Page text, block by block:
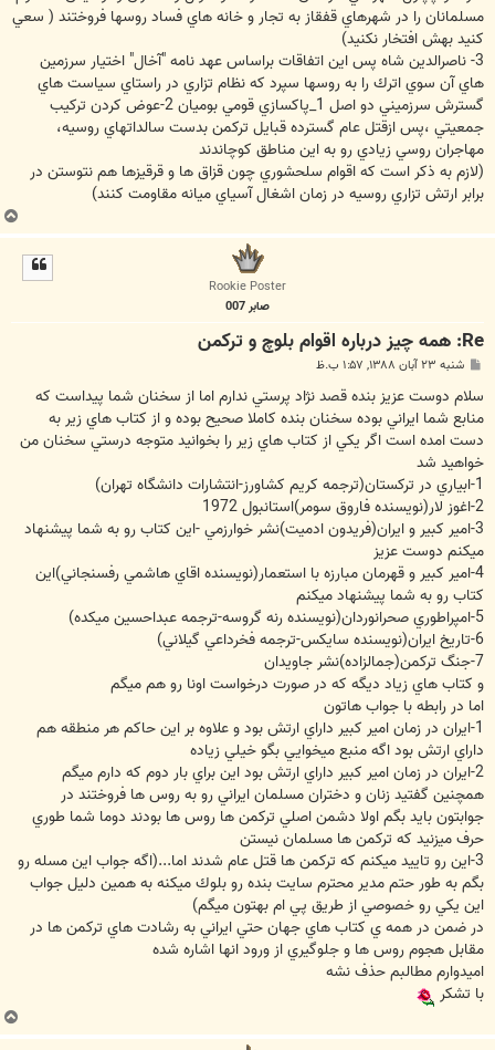
مسلمانان را در شهرهاي قفقاز به تجار و خانه هاي فساد روسها فروختند ( سعي
كنيد بهش افتخار نكنيد)
3- ناصرالدين شاه پس اين اتفاقات براساس عهد نامه "آخال" اختيار سرزمين
هاي آن سوي اترك را به روسها سپرد كه نظام تزاري در راستاي سياست هاي
گسترش سرزميني دو اصل 1_پاكسازي قومي بوميان 2-عوض كردن تركيب
جمعيتي ،پس ازقتل عام گسترده قبايل تركمن بدست سالداتهاي روسيه،
مهاجران روسي زيادي رو به اين مناطق كوچاندند
(لازم به ذكر است كه اقوام سلحشوري چون قزاق ها و قرقيزها هم نتوستن در
برابر ارتش تزاري روسيه در زمان اشغال آسياي ميانه مقاومت كنند)
ب
ا
Rookie Poster
صابر 007
Re: همه چيز درباره اقوام بلوچ و تركمن
پ
ت
شنبه ۲۳ آبان ۱۳۸۸, ۱:۵۷ ب.ظ
سلام دوست عزيز بنده قصد نژاد پرستي ندارم اما از سخنان شما پيداست كه
منابع شما ايراني بوده سخنان بنده كاملا صحيح بوده و از كتاب هاي زير به
دست امده است اگر يكي از كتاب هاي زير را بخوانيد متوجه درستي سخنان من
خواهيد شد
1-ابياري در تركستان(ترجمه كريم كشاورز-انتشارات دانشگاه تهران)
2-اغوز لار(نويسنده فاروق سومر)استانبول 1972
3-امير كبير و ايران(فريدون ادميت)نشر خوارزمي -اين كتاب رو به شما پيشنهاد
ميكنم دوست عزيز
4-امير كبير و قهرمان مبارزه با استعمار(نويسنده اقاي هاشمي رفسنجاني)اين
كتاب رو به شما پيشنهاد ميكنم
5-امپراطوري صحرانوردان(نويسنده رنه گروسه-ترجمه عبداحسين ميكده)
6-تاريخ ايران(نويسنده سايكس-ترجمه فخرداعي گيلاني)
7-جنگ تركمن(جمالزاده)نشر جاويدان
و كتاب هاي زياد ديگه كه در صورت درخواست اونا رو هم ميگم
اما در رابطه با جواب هاتون
1-ايران در زمان امير كبير داراي ارتش بود و علاوه بر اين حاكم هر منطقه هم
داراي ارتش بود اگه منبع ميخوايي بگو خيلي زياده
2-ايران در زمان امير كبير داراي ارتش بود اين براي بار دوم كه دارم ميگم
همچنين گفتيد زنان و دختران مسلمان ايراني رو به روس ها فروختند در
جوابتون بايد بگم اولا دشمن اصلي تركمن ها روس ها بودند دوما شما طوري
حرف ميزنيد كه تركمن ها مسلمان نيستن
3-اين رو تاييد ميكنم كه تركمن ها قتل عام شدند اما...(اگه جواب اين مسله رو
بگم به طور حتم مدير محترم سايت بنده رو بلوك ميكنه به همين دليل جواب
اين يكي رو خصوصي از طريق پي ام بهتون ميگم)
در ضمن در همه ي كتاب هاي جهان حتي ايراني به رشادت هاي تركمن ها در
مقابل هجوم روس ها و جلوگيري از ورود انها اشاره شده
اميدوارم مطالبم حذف نشه
با تشكر
ب
ا